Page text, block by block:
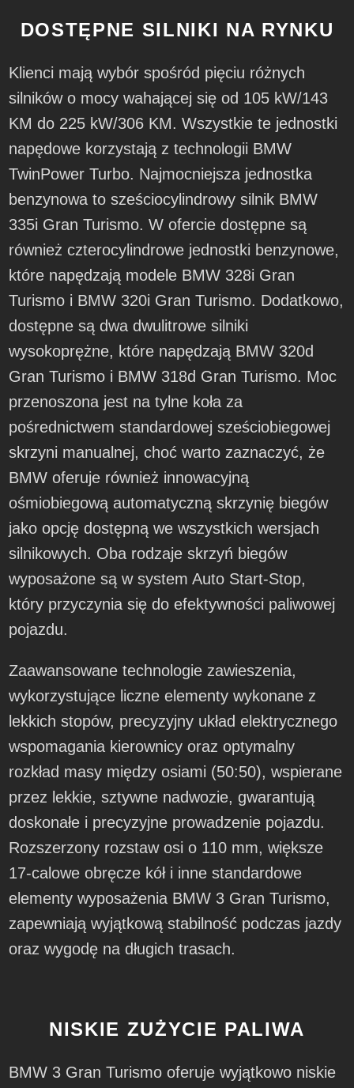
DOSTĘPNE SILNIKI NA RYNKU
Klienci mają wybór spośród pięciu różnych
silników o mocy wahającej się od 105 kW/143
KM do 225 kW/306 KM. Wszystkie te jednostki
napędowe korzystają z technologii BMW
TwinPower Turbo. Najmocniejsza jednostka
benzynowa to sześciocylindrowy silnik BMW
335i Gran Turismo. W ofercie dostępne są
również czterocylindrowe jednostki benzynowe,
które napędzają modele BMW 328i Gran
Turismo i BMW 320i Gran Turismo. Dodatkowo,
dostępne są dwa dwulitrowe silniki
wysokoprężne, które napędzają BMW 320d
Gran Turismo i BMW 318d Gran Turismo. Moc
przenoszona jest na tylne koła za
pośrednictwem standardowej sześciobiegowej
skrzyni manualnej, choć warto zaznaczyć, że
BMW oferuje również innowacyjną
ośmiobiegową automatyczną skrzynię biegów
jako opcję dostępną we wszystkich wersjach
silnikowych. Oba rodzaje skrzyń biegów
wyposażone są w system Auto Start-Stop,
który przyczynia się do efektywności paliwowej
pojazdu.
Zaawansowane technologie zawieszenia,
wykorzystujące liczne elementy wykonane z
lekkich stopów, precyzyjny układ elektrycznego
wspomagania kierownicy oraz optymalny
rozkład masy między osiami (50:50), wspierane
przez lekkie, sztywne nadwozie, gwarantują
doskonałe i precyzyjne prowadzenie pojazdu.
Rozszerzony rozstaw osi o 110 mm, większe
17-calowe obręcze kół i inne standardowe
elementy wyposażenia BMW 3 Gran Turismo,
zapewniają wyjątkową stabilność podczas jazdy
oraz wygodę na długich trasach.
NISKIE ZUŻYCIE PALIWA
BMW 3 Gran Turismo oferuje wyjątkowo niskie